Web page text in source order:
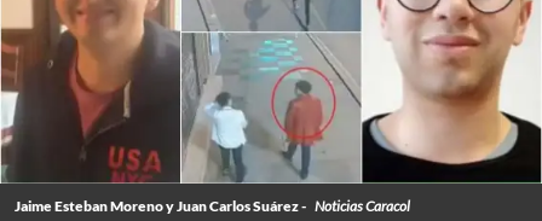
Jaime Esteban Moreno y Juan Carlos Suárez - Noticias Caracol